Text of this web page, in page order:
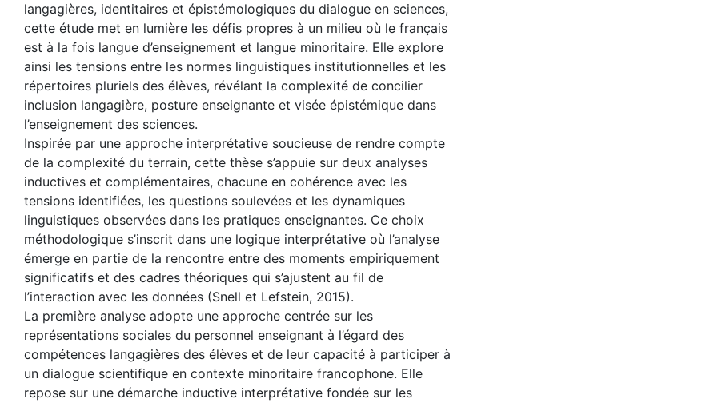
langagières, identitaires et épistémologiques du dialogue en sciences,
cette étude met en lumière les défis propres à un milieu où le français
est à la fois langue d’enseignement et langue minoritaire. Elle explore
ainsi les tensions entre les normes linguistiques institutionnelles et les
répertoires pluriels des élèves, révélant la complexité de concilier
inclusion langagière, posture enseignante et visée épistémique dans
l’enseignement des sciences.
Inspirée par une approche interprétative soucieuse de rendre compte
de la complexité du terrain, cette thèse s’appuie sur deux analyses
inductives et complémentaires, chacune en cohérence avec les
tensions identifiées, les questions soulevées et les dynamiques
linguistiques observées dans les pratiques enseignantes. Ce choix
méthodologique s’inscrit dans une logique interprétative où l’analyse
émerge en partie de la rencontre entre des moments empiriquement
significatifs et des cadres théoriques qui s’ajustent au fil de
l’interaction avec les données (Snell et Lefstein, 2015).
La première analyse adopte une approche centrée sur les
représentations sociales du personnel enseignant à l’égard des
compétences langagières des élèves et de leur capacité à participer à
un dialogue scientifique en contexte minoritaire francophone. Elle
repose sur une démarche inductive interprétative fondée sur les